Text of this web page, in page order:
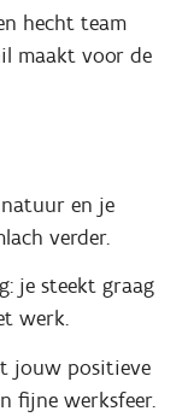
hecht team
maakt voor de
en je
verder.
je steekt graag
werk.
jouw positieve
fijne werksfeer.